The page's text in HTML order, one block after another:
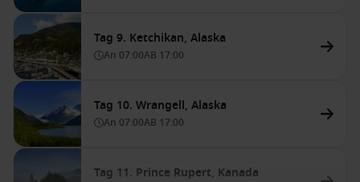
Tag 9. Ketchikan, Alaska
An 07:00AB 17:00
Tag 10. Wrangell, Alaska
An 07:00AB 17:00
Tag 11. Prince Rupert, Kanada